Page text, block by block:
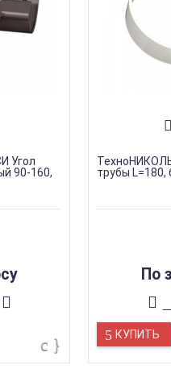
Угол
90-160,
трубы L=180,
По
КУПИТЬ